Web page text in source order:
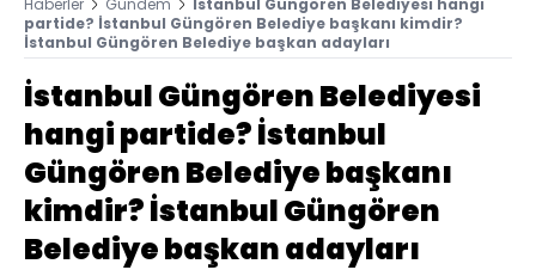
Haberler Gündem
İstanbul Güngören Belediyesi hangi
partide? İstanbul Güngören Belediye başkanı kimdir?
İstanbul Güngören Belediye başkan adayları
İstanbul Güngören Belediyesi
hangi partide? İstanbul
Güngören Belediye başkanı
kimdir? İstanbul Güngören
Belediye başkan adayları